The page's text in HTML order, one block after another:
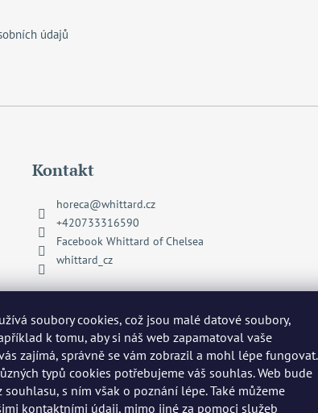
soubory cookies, což jsou malé datové soubory,
k tomu, aby si náš web zapamatoval vaše
zajímá, správně se vám zobrazil a mohl lépe fungovat.
typů cookies potřebujeme váš souhlas. Web bude
s ním však o poznání lépe. Také můžeme
kontaktními údaji, mimo jiné za pomoci služeb
údajů
Kontakt
horeca@whittard.cz
+420733316590
Facebook Whittard of Chelsea
whittard_cz